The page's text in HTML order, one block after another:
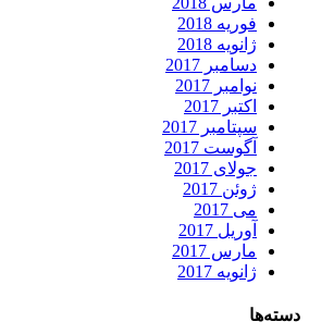
فوریه 2018
ژانویه 2018
دسامبر 2017
نوامبر 2017
اکتبر 2017
سپتامبر 2017
آگوست 2017
جولای 2017
ژوئن 2017
می 2017
آوریل 2017
مارس 2017
ژانویه 2017
دسته‌ها